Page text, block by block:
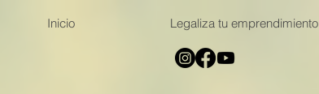
Inicio Legaliza tu emprendimiento